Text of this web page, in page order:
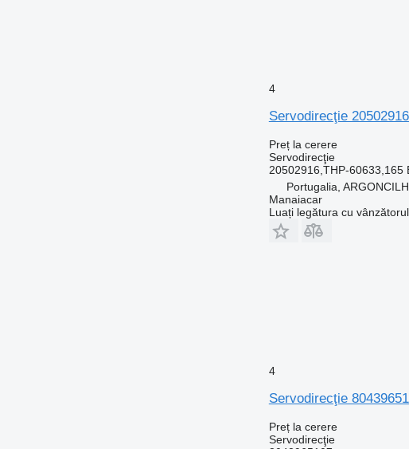
4
Servodirecţie
Preț la cerere
Servodirecţie
20502916,THP-60633,165
Portugalia,
Manaiacar
Luați legătura cu vânzătorul
4
Servodirecţie
Preț la cerere
Servodirecţie